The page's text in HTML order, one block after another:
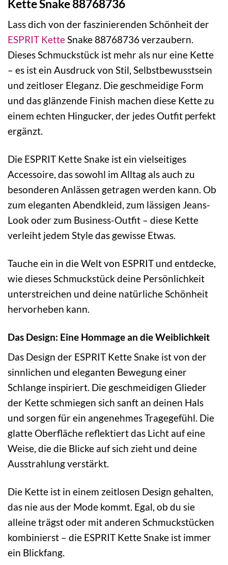
Kette Snake 88768736
Lass dich von der faszinierenden Schönheit der
ESPRIT KetteSnake 88768736 verzaubern.
Dieses Schmuckstück ist mehr als nur eine Kette
– es ist ein Ausdruck von Stil, Selbstbewusstsein
und zeitloser Eleganz. Die geschmeidige Form
und das glänzende Finish machen diese Kette zu
einem echten Hingucker, der jedes Outfit perfekt
ergänzt.
Die ESPRIT Kette Snake ist ein vielseitiges
Accessoire, das sowohl im Alltag als auch zu
besonderen Anlässen getragen werden kann. Ob
zum eleganten Abendkleid, zum lässigen Jeans-
Look oder zum Business-Outfit – diese Kette
verleiht jedem Style das gewisse Etwas.
Tauche ein in die Welt von ESPRIT und entdecke,
wie dieses Schmuckstück deine Persönlichkeit
unterstreichen und deine natürliche Schönheit
hervorheben kann.
Das Design: Eine Hommage an die Weiblichkeit
Das Design der ESPRIT Kette Snake ist von der
sinnlichen und eleganten Bewegung einer
Schlange inspiriert. Die geschmeidigen Glieder
der Kette schmiegen sich sanft an deinen Hals
und sorgen für ein angenehmes Tragegefühl. Die
glatte Oberfläche reflektiert das Licht auf eine
Weise, die die Blicke auf sich zieht und deine
Ausstrahlung verstärkt.
Die Kette ist in einem zeitlosen Design gehalten,
das nie aus der Mode kommt. Egal, ob du sie
alleine trägst oder mit anderen Schmuckstücken
kombinierst – die ESPRIT Kette Snake ist immer
ein Blickfang.